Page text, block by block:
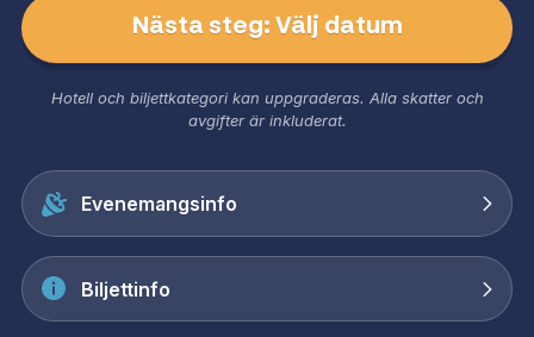
Hotell och biljettkategori kan uppgraderas. Alla skatter och
avgifter är inkluderat.
Nästa steg: Välj datum
Evenemangsinfo
Biljettinfo